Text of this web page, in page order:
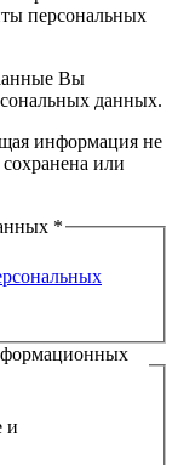
персональных
Вы
данных.
информация не
или
*
и